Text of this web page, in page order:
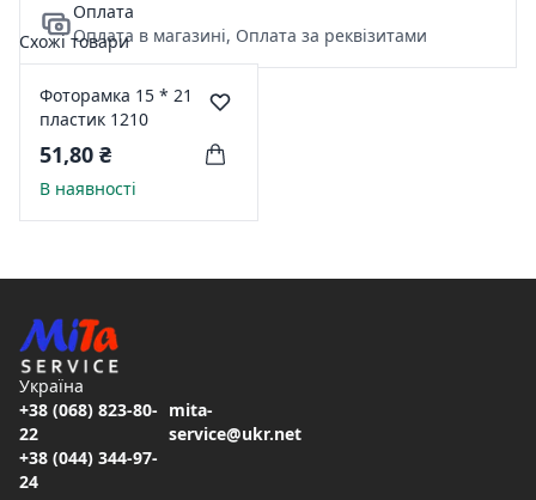
Оплата
Оплата в магазині, Оплата за реквізитами
Схожі товари
Фоторамка 15 * 21
пластик 1210
51,80 ₴
В наявності
Україна
+38 (068) 823-80-
22
+38 (044) 344-97-
24
mita-
service@ukr.net